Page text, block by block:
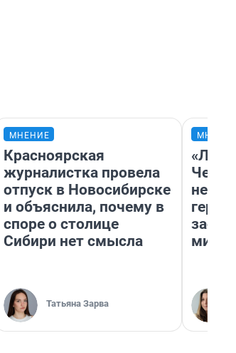
МНЕНИЕ
Красноярская
журналистка провела
отпуск в Новосибирске
и объяснила, почему в
споре о столице
Сибири нет смысла
Татьяна Зарва
Чем
герои